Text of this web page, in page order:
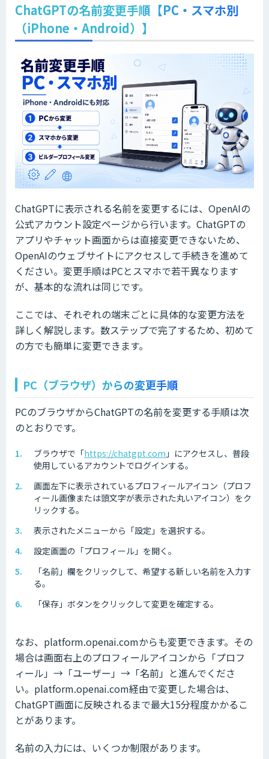
ChatGPTの名前変更手順【PC・スマホ別
（iPhone・Android）】
ChatGPTに表示される名前を変更するには、OpenAIの
公式アカウント設定ページから行います。ChatGPTの
アプリやチャット画面からは直接変更できないため、
OpenAIのウェブサイトにアクセスして手続きを進めて
ください。変更手順はPCとスマホで若干異なります
が、基本的な流れは同じです。
ここでは、それぞれの端末ごとに具体的な変更方法を
詳しく解説します。数ステップで完了するため、初めて
の方でも簡単に変更できます。
PC（ブラウザ）からの変更手順
PCのブラウザからChatGPTの名前を変更する手順は次
のとおりです。
ブラウザで「https://chatgpt.com 」にアクセスし、普段
使用しているアカウントでログインする。
画面左下に表示されているプロフィールアイコン（プロフ
ィール画像または頭文字が表示された丸いアイコン）をク
リックする。
表示されたメニューから「設定」を選択する。
設定画面の「プロフィール」を開く。
「名前」欄をクリックして、希望する新しい名前を入力す
る。
「保存」ボタンをクリックして変更を確定する。
なお、platform.openai.comからも変更できます。その
場合は画面右上のプロフィールアイコンから「プロフ
ィール」→「ユーザー」→「名前」と進んでくださ
い。platform.openai.com経由で変更した場合は、
ChatGPT画面に反映されるまで最大15分程度かかるこ
とがあります。
名前の入力には、いくつか制限があります。